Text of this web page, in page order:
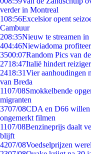
verder in Montreal
108:56Excelsior opent
Cambuur
208:35Nieuw te streamen in
404:46Niewiadoma
3500:07Random Pics van
2718:47Italië hindert
2418:31Vier aanhoudingen
van Breda
1107/08Smokkelbende
migranten
3707/08CDA en D66 willen
ongemerkt filmen
1107/08Benzineprijs daalt
blijft
4207/08Voedselprijzen